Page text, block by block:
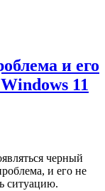
и его
11
черный
и его не
ситуацию.